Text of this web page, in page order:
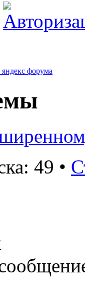
форума
49 •